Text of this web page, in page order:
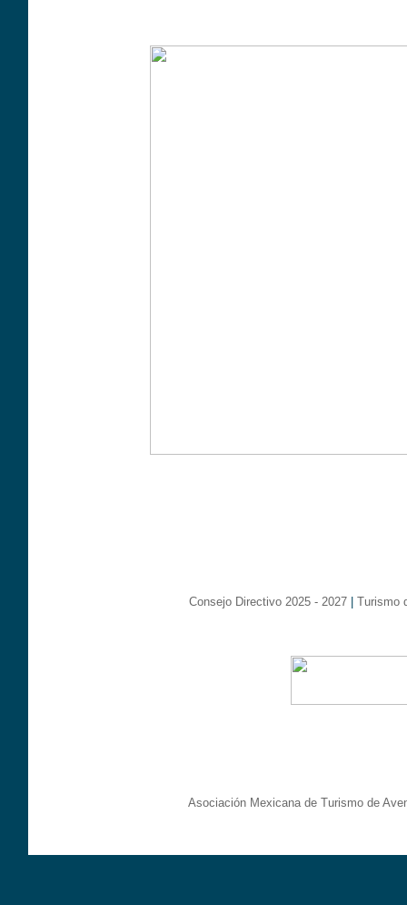
Consejo Directivo 2025 - 2027 Turismo
Asociación Mexicana de Turismo de